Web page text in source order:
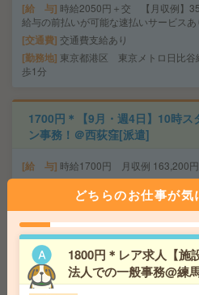
給 与 時給2050円＋交 【月収例】
給与の前払いが可能な速払いサービスあ
交通費 交通費支給あり
勤務地 東京都港区 東京メトロ日比谷
歩1分
1700円＊【9月・週4日】10時ス
ン事務！＠西荻窪[派遣]
給 与 時給1700円 月収例 163,200円
交通費 全額支給
西荻窪駅徒歩17分、久我山駅
時給1700円！週3日＆10-16時勤
ート業務[派遣]
どちらのお仕事が気
1800円＊レア求人【施
法人での一般事務@練